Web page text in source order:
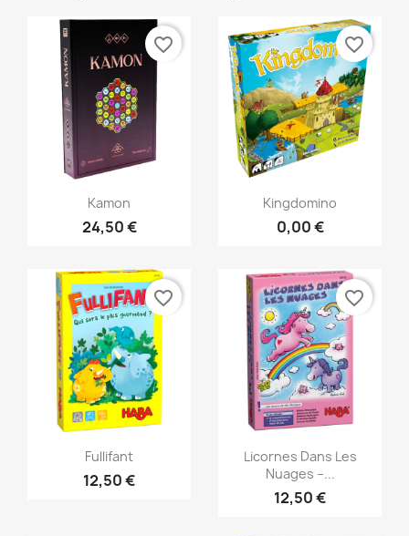
Aperçu rapide
Kamon
24,50 €
favorite_border
Aperçu rapide
Kingdomino
0,00 €
favorite_border
Aperçu rapide
Fullifant
12,50 €
favorite_border
Aperçu rapide
Licornes Dans Les
Nuages –...
12,50 €
favorite_border